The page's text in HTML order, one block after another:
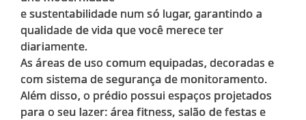
e sustentabilidade num só lugar, garantindo a
qualidade de vida que você merece ter
diariamente.
As áreas de uso comum equipadas, decoradas e
com sistema de segurança de monitoramento.
Além disso, o prédio possui espaços projetados
para o seu lazer: área fitness, salão de festas e